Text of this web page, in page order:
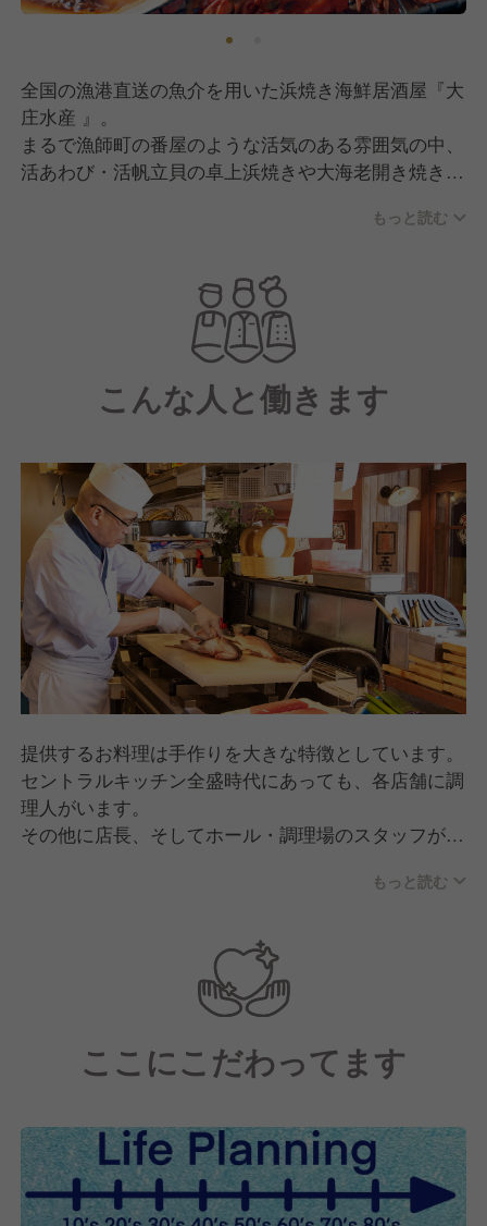
全国の漁港直送の魚介を用いた浜焼き海鮮居酒屋『大
庄水産 』。
まるで漁師町の番屋のような活気のある雰囲気の中、
活あわび・活帆立貝の卓上浜焼きや大海老開き焼きな
盛りなど、鮮度抜群の食材を取り入れたオリジナルメ
ニューをお届けしています。
さらに、私たちの経営理念は"利他の心 三方良し"。
お客様はもちろんのことお取引様・従業員様の三者が
幸せになれるような組織を目指しています。
もっと読む
こんな人と働きます
提供するお料理は手作りを大きな特徴としています。
セントラルキッチン全盛時代にあっても、各店舗に調
理人がいます。
その他に店長、そしてホール・調理場のスタッフがお
私たちの経営理念は"利他の心 三方良し"。
お客様はもちろんのことお取引様・従業員様の三者が
幸せになれるような組織を目指しています。
お客様、従業員の皆様にとって「居⼼地の良い場
所」、「気の置けない仲間とのコミュニケーショ
ン」、「親切への感動」となるよう、伸び伸び、明る
りをしています。
もっと読む
ここにこだわってます